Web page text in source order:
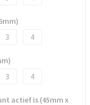
3 4
3 4
actief is (45mm x